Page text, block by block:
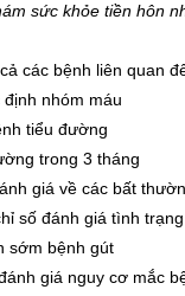
sức khỏe tiền hôn
các bệnh liên quan
định nhóm máu
tiểu đường
trong 3 tháng
giá về các bất
số đánh giá tình
sớm bệnh gút
giá nguy cơ mắc